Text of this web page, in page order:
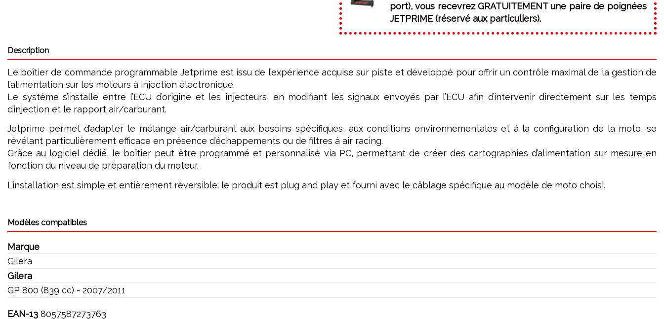
port), vous recevrez GRATUITEMENT une paire de poignées
JETPRIME (réservé aux particuliers).
Description
Le boîtier de commande programmable Jetprime est issu de l’expérience acquise sur piste et développé pour offrir un contrôle maximal de la gestion de
l’alimentation sur les moteurs à injection électronique.
Le système s’installe entre l’ECU d’origine et les injecteurs, en modifiant les signaux envoyés par l’ECU afin d’intervenir directement sur les temps
d’injection et le rapport air/carburant.
Jetprime permet d’adapter le mélange air/carburant aux besoins spécifiques, aux conditions environnementales et à la configuration de la moto, se
révélant particulièrement efficace en présence d’échappements ou de filtres à air racing.
Grâce au logiciel dédié, le boîtier peut être programmé et personnalisé via PC, permettant de créer des cartographies d’alimentation sur mesure en
fonction du niveau de préparation du moteur.
L’installation est simple et entièrement réversible; le produit est plug and play et fourni avec le câblage spécifique au modèle de moto choisi.
Modèles compatibles
Marque
Gilera
Gilera
GP 800 (839 cc) - 2007/2011
EAN-13 8057587273763